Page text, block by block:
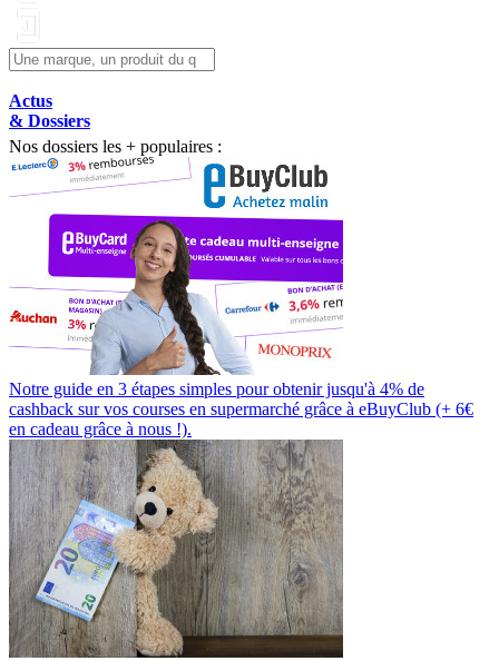
Actus
& Dossiers
Nos dossiers les + populaires :
Notre guide en 3 étapes simples pour obtenir jusqu'à 4% de
cashback sur vos courses en supermarché grâce à eBuyClub (+ 6€
en cadeau grâce à nous !).